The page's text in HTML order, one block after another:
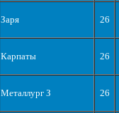
Заря 26
Карпаты 26
Металлург З 26